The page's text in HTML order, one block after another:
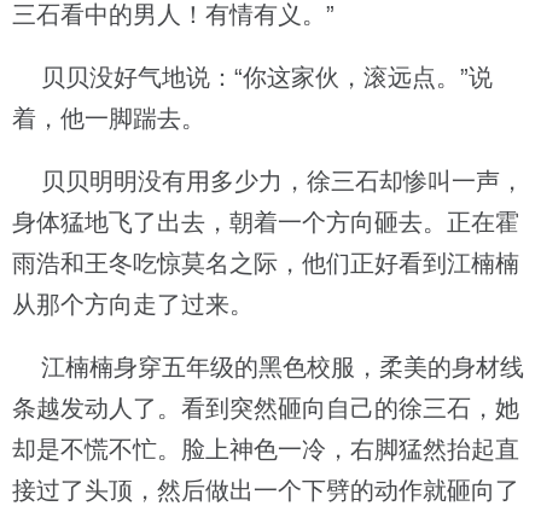
三石看中的男人！有情有义。”
贝贝没好气地说：“你这家伙，滚远点。”说
着，他一脚踹去。
贝贝明明没有用多少力，徐三石却惨叫一声，
身体猛地飞了出去，朝着一个方向砸去。正在霍
雨浩和王冬吃惊莫名之际，他们正好看到江楠楠
从那个方向走了过来。
江楠楠身穿五年级的黑色校服，柔美的身材线
条越发动人了。看到突然砸向自己的徐三石，她
却是不慌不忙。脸上神色一冷，右脚猛然抬起直
接过了头顶，然后做出一个下劈的动作就砸向了